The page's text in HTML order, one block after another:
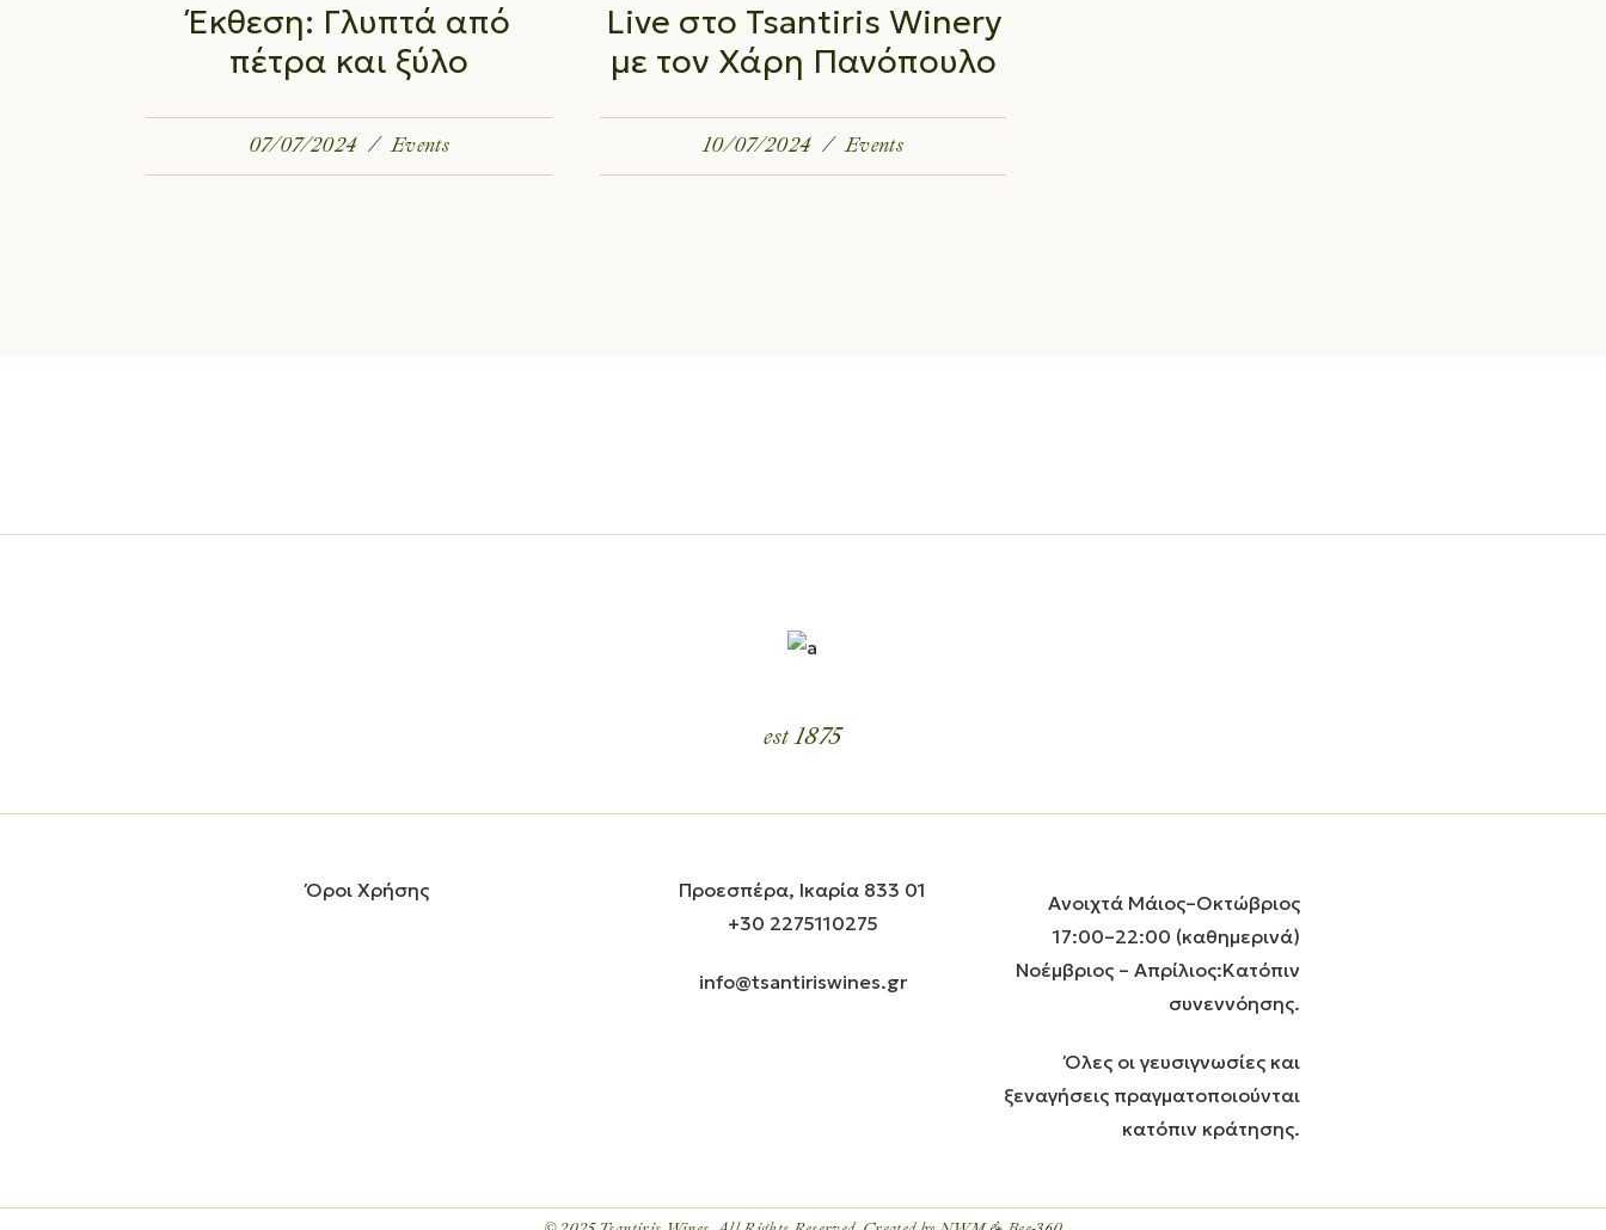
Έκθεση: Γλυπτά από
πέτρα και ξύλο
07/07/2024 Events
Live στο Tsantiris Winery
με τον Χάρη Πανόπουλο
10/07/2024 Events
est 1875
Όροι Χρήσης
Προεσπέρα, Ικαρία 833 01
+30 2275110275
info@tsantiriswines.gr
Ανοιχτά Μάιος–Οκτώβριος
17:00–22:00 (καθημερινά)
Νοέμβριος – Απρίλιος:Κατόπιν
συνεννόησης.
Όλες οι γευσιγνωσίες και
ξεναγήσεις πραγματοποιούνται
κατόπιν κράτησης.